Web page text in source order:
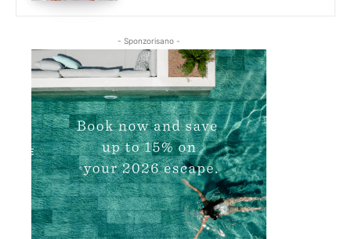
- Sponzorisano -